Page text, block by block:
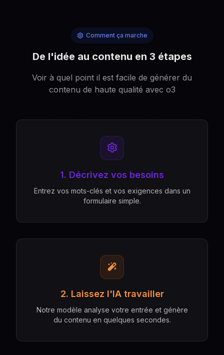
Comment ça marche
De l'idée au contenu en 3 étapes
Voir à quel point il est facile de générer du
contenu de haute qualité avec o3
1. Décrivez vos besoins
Entrez vos mots-clés et vos exigences dans un
formulaire simple.
2. Laissez l'IA travailler
Notre modèle analyse votre entrée et génère
du contenu en quelques secondes.